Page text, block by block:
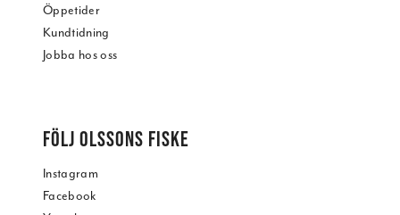
Öppetider
Kundtidning
Jobba hos oss
FÖLJ OLSSONS FISKE
Instagram
Facebook